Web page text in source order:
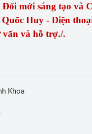
mới sáng tạo và
Huy - Điện
vấn và hỗ trợ./.
Khoa